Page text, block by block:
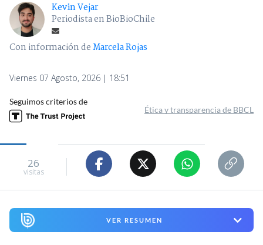
Kevin Vejar
Periodista en BioBioChile
Con información deMarcela Rojas
Viernes 07 Agosto, 2026 | 18:51
Seguimos criterios de
Ética y transparencia de BBCL
26
visitas
VER RESUMEN